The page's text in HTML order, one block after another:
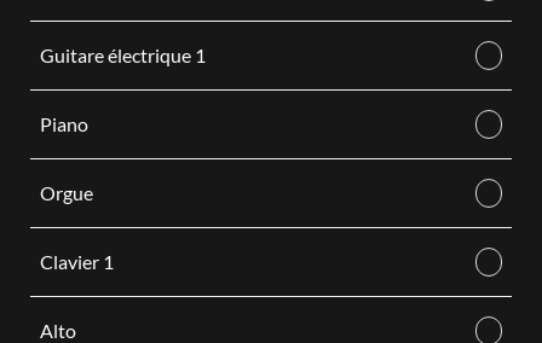
Guitare électrique 1
Piano
Orgue
Clavier 1
Alto